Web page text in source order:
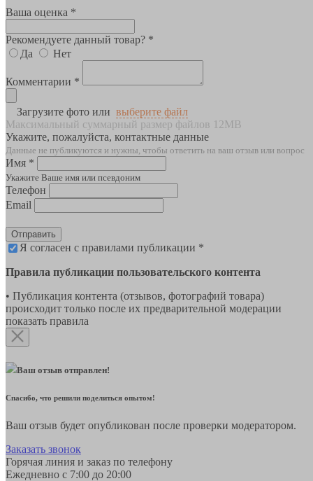
Ваша оценка *
Рекомендуете данный товар? *
Да
Нет
Комментарии *
Загрузите фото или выберите файл
Максимальный суммарный размер файлов 12MB
Укажите, пожалуйста, контактные данные
Данные не публикуются и нужны, чтобы ответить на ваш отзыв или вопрос
Имя *
Укажите Ваше имя или псевдоним
Телефон
Email
Отправить
Я согласен с правилами публикации *
Правила публикации пользовательского контента
• Публикация контента (отзывов, фотографий товара)
происходит только после их предварительной модерации
показать правила
Ваш отзыв отправлен!
Спасибо, что решили поделиться опытом!
Ваш отзыв будет опубликован после проверки модератором.
Заказать звонок
Горячая линия и заказ по телефону
Ежедневно с 7:00 до 20:00